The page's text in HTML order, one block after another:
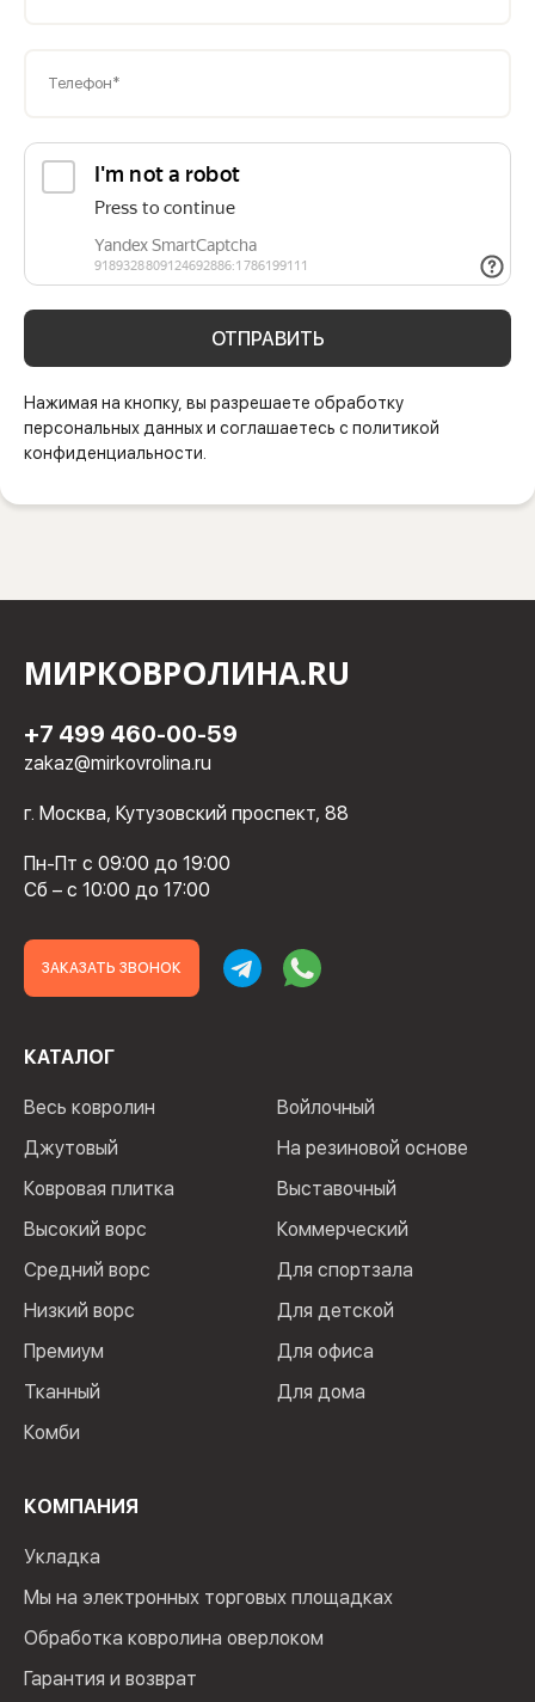
Телефон*
ОТПРАВИТЬ
Нажимая на кнопку, вы разрешаете обработку
персональных данных и соглашаетесь с политикой
конфиденциальности.
МИРКОВРОЛИНА.RU
+7 499 460-00-59
zakaz@mirkovrolina.ru
г. Москва, Кутузовский проспект, 88
Пн-Пт с 09:00 до 19:00
Сб – с 10:00 до 17:00
ЗАКАЗАТЬ ЗВОНОК
КАТАЛОГ
Весь ковролин
Джутовый
Ковровая плитка
Высокий ворс
Средний ворс
Низкий ворс
Премиум
Тканный
Комби
Войлочный
На резиновой основе
Выставочный
Коммерческий
Для спортзала
Для детской
Для офиса
Для дома
КОМПАНИЯ
Укладка
Мы на электронных торговых площадках
Обработка ковролина оверлоком
Гарантия и возврат